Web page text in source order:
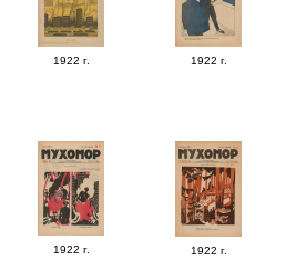
1922 г. 1922 г.
1922 г. 1922 г.